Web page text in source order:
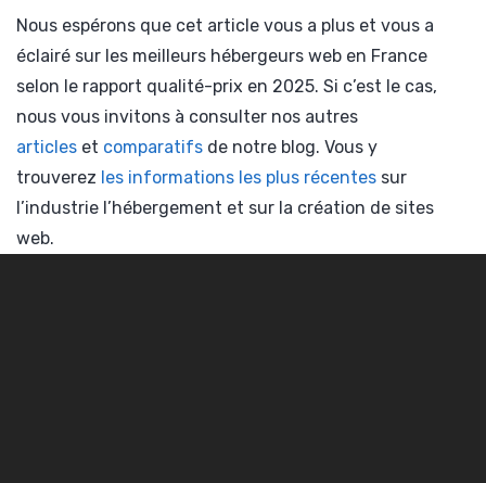
Nous espérons que cet article vous a plus et vous a
éclairé sur les meilleurs hébergeurs web en France
selon le rapport qualité-prix en 2025. Si c’est le cas,
nous vous invitons à consulter nos autres
articles et comparatifs de notre blog. Vous y
trouverez les informations les plus récentes sur
l’industrie l’hébergement et sur la création de sites
web.